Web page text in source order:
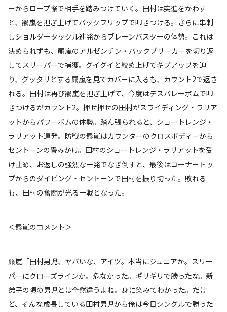
ーからロープ際で相手を踏みつけていく。田村は突進をかわす
と、羆嵐を担ぎ上げてバックフリップで叩きつける。さらに串刺
しショルダータックル連発からブレーンバスターの体勢。これは
決められずも、羆嵐のアルゼンチン・バックブリーカーを切り返
してスリーパーで捕獲。グイグイと絞め上げてギブアップを迫
り、グッタリとする羆嵐を見てカバーに入るも、カウント2で返さ
れる。田村は再び羆嵐を担ぎ上げて、今度はデスバレーボムで叩
きつけるがカウント2。押せ押せの田村がスライディング・ラリア
ットからパワーボムの体勢。踏ん張られると、ショートレンジ・
ラリアット連発。防戦の羆嵐はカウンターのクロスボディーから
セントーンの畳みかけ。田村のショートレンジ・ラリアットを受
け止め、お返しの強烈な一発でなぎ倒すと、最後はコーナートッ
プからのダイビング・セントーンで田村を振り切った。敗れる
も、田村の奮闘が光る一戦となった。
＜羆嵐のコメント＞
羆嵐「田村男児、ヤバいな、アイツ。本当にジュニアか。スリー
パーにクローズラインか。危なかった。ギリギリで勝ったな。新
弟子の頃の男児とは全然違うよね。身に染みてわかった。だけ
ど、そんな成長している田村男児から俺は今日シングルで勝った